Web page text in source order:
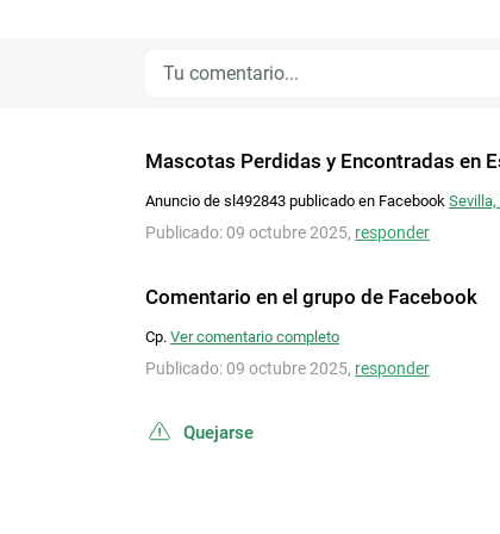
Mascotas Perdidas y Encontradas en
Anuncio de sl492843 publicado en Facebook Sevilla,
Publicado: 09 octubre 2025, responder
Comentario en el grupo de Facebook
Cp. Ver comentario completo
Publicado: 09 octubre 2025, responder
Quejarse